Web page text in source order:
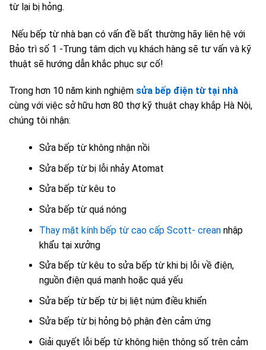
từ lại bị hỏng.
Nếu bếp từ nhà bạn có vấn đề bất thường hãy liên hệ với
Bảo trì số 1 -Trung tâm dịch vụ khách hàng sẽ tư vấn và kỹ
thuật sẽ hướng dẫn khắc phục sự cố!
Trong hơn 10 năm kinh nghiệm sửa bếp điện từ tại nhà
cùng với việc sở hữu hơn 80 thợ kỹ thuật chạy khắp Hà Nội,
chúng tôi nhận:
Sửa bếp từ không nhận nồi
Sửa bếp từ bị lỗi nhảy Atomat
Sửa bếp từ kêu to
Sửa bếp từ quá nóng
Thay mặt kính bếp từ cao cấp Scott- creannhập
khẩu tại xưởng
Sửa bếp từ kêu to sửa bếp từ khi bị lỗi về điện,
nguồn điện quá mạnh hoặc quá yếu
Sửa bếp từ bếp từ bị liệt núm điều khiển
Sửa bếp từ bị hỏng bộ phận đèn cảm ứng
Giải quyết lỗi bếp từ không hiện thông số trên cảm